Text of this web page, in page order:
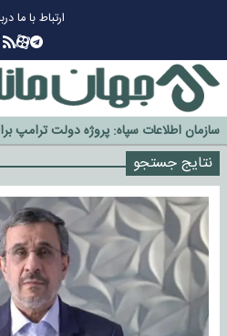
ارتباط با ما
چرا طلا دوباره افزایشی شد؟
گزینه جدایی اوسمار روی میز مدیران
آیا رئیس جمهور آمریکا قانون را دور می‌زند؟
اخراج رسمی چهره نامدار از پرسپولیس
سازمان اطلاعات سپاه: پروژه دولت ترامپ
خورد
نتایج جستجو